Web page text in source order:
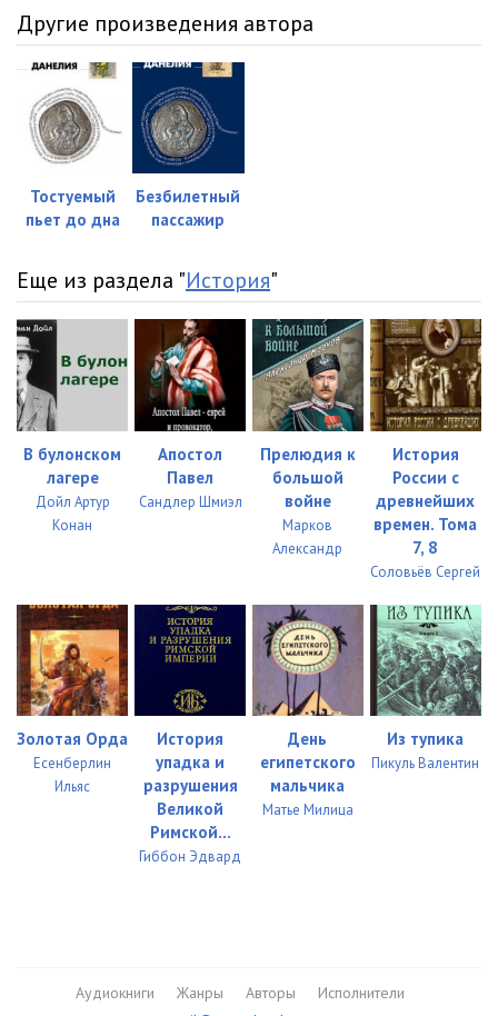
Другие произведения автора
Тостуемый
пьет до дна
Безбилетный
пассажир
Еще из раздела "История"
В булонском
лагере
Дойл Артур
Конан
Апостол
Павел
Сандлер Шмиэл
Прелюдия к
большой
войне
Марков
Александр
История
России с
древнейших
времен. Тома
7, 8
Соловьёв Сергей
Золотая Орда
Есенберлин
Ильяс
История
упадка и
разрушения
Великой
Римской...
Гиббон Эдвард
День
египетского
мальчика
Матье Милица
Из тупика
Пикуль Валентин
Аудиокниги Жанры Авторы
Исполнители